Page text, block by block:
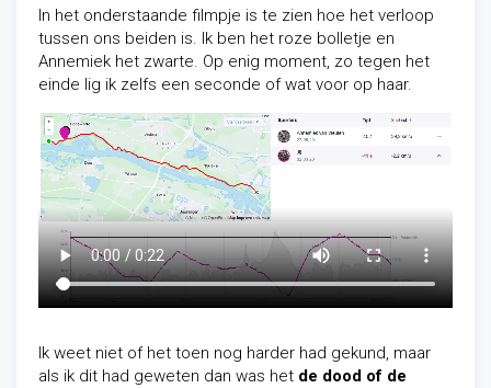
In het onderstaande filmpje is te zien hoe het verloop
tussen ons beiden is. Ik ben het roze bolletje en
Annemiek het zwarte. Op enig moment, zo tegen het
einde lig ik zelfs een seconde of wat voor op haar.
Ik weet niet of het toen nog harder had gekund, maar
als ik dit had geweten dan was het de dood of de